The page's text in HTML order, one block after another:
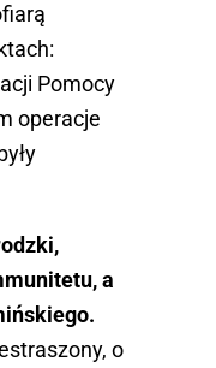
Pomocy
operacje
a
o